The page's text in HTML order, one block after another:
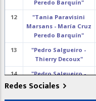
Peredo Barquín"
12
"Tania Paravisini
Marsans - María Cruz
Peredo Barquín"
13
"Pedro Salgueiro -
Thierry Decoux"
14
"Pedro Salgueiro -
Thierry Decoux"
Redes Sociales